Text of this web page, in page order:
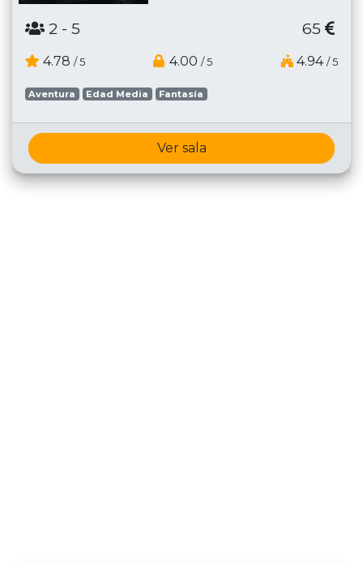
2 - 5 65
4.78 / 5 4.00 / 5 4.94 / 5
Aventura Edad Media Fantasía
Ver sala